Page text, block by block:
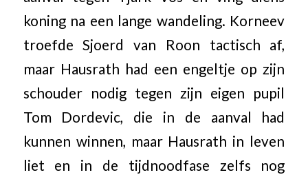
koning na een lange wandeling. Korneev
troefde Sjoerd van Roon tactisch af,
maar Hausrath had een engeltje op zijn
schouder nodig tegen zijn eigen pupil
Tom Dordevic, die in de aanval had
kunnen winnen, maar Hausrath in leven
liet en in de tijdnoodfase zelfs nog